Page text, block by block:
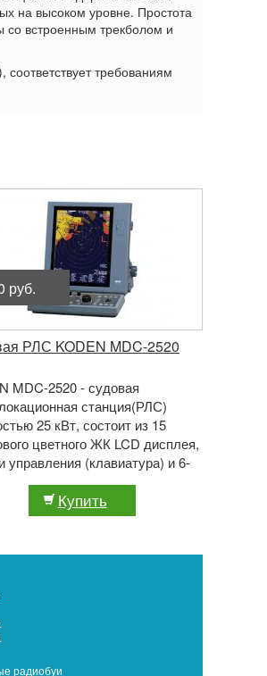
на высоком уровне. Простота
со встроенным трекболом и
требованиям
руб.
РЛС KODEN MDC-2520
MDC-2520 - судовая
станция(РЛС)
25 кВт, состоит из 15
цветного ЖК LCD дисплея,
управления (клавиатура) и 6-
9-ти футовой антенны
типа. ...Купить
радиобуи